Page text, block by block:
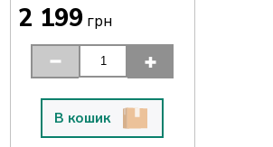
2 199грн
В кошик